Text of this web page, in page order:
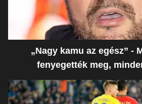
„Nagy kamu az egész” -
fenyegették meg,